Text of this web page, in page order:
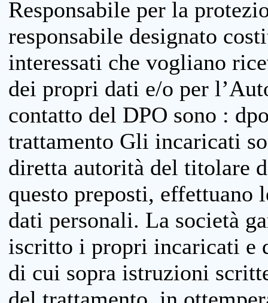
Responsabile per la
responsabile designato
interessati che vogliano
dei propri dati e/o per
contatto del DPO sono :
trattamento Gli incaricati
diretta autorità del titolare
questo preposti, effettuano
dati personali. La società
iscritto i propri incaricati e
di cui sopra istruzioni